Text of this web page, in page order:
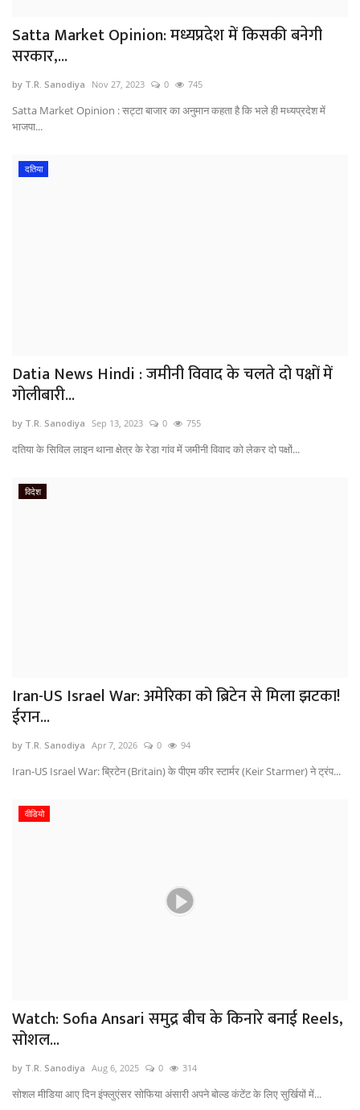
Satta Market Opinion: मध्यप्रदेश में किसकी बनेगी
सरकार,...
by T.R. Sanodiya Nov 27, 2023 0 745
Satta Market Opinion : सट्टा बाजार का अनुमान कहता है कि भले ही मध्यप्रदेश में
भाजपा...
दतिया
Datia News Hindi : जमीनी विवाद के चलते दो पक्षों में
गोलीबारी...
by T.R. Sanodiya Sep 13, 2023 0 755
दतिया के सिविल लाइन थाना क्षेत्र के रेडा गांव में जमीनी विवाद को लेकर दो पक्षों...
विदेश
Iran-US Israel War: अमेरिका को ब्रिटेन से मिला झटका!
ईरान...
by T.R. Sanodiya Apr 7, 2026 0 94
Iran-US Israel War: ब्रिटेन (Britain) के पीएम कीर स्टार्मर (Keir Starmer) ने ट्रंप...
वीडियो
Watch: Sofia Ansari समुद्र बीच के किनारे बनाई Reels,
सोशल...
by T.R. Sanodiya Aug 6, 2025 0 314
सोशल मीडिया आए दिन इंफ्लुएंसर सोफिया अंसारी अपने बोल्ड कंटेंट के लिए सुर्खियों में...